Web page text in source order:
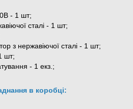
- 1 шт;
сталі - 1 шт;
з нержавіючої сталі - 1 шт;
шт;
- 1 екз.;
в коробці: